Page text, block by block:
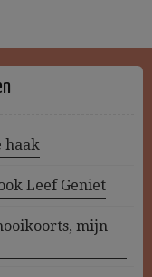
haak
Leef Geniet
mijn